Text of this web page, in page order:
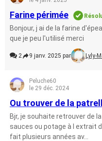
Farine périmée
Bonjour, j ai de la farine
que je peu l'utilisé merci
2 9 janv. 2025 par Lyly-
Peluche60
le 29 déc. 2024
Ou trouver de la
Bjr, je souhaite retrouver de
sauces ou potage à l extrait
fait plusieurs années av...